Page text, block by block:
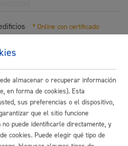
* Online con certificado
urbanísticas: obras o
electrónico
almacenar o recuperar información
en forma de cookies). Esta
sus preferencias o el dispositivo,
que el sitio funcione
puede identificarle directamente, y
cookies. Puede elegir qué tipo de